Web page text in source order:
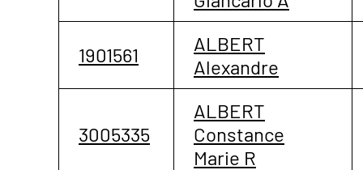
1901561
ALBERT
Alexandre
3005335
ALBERT
Constance
Marie R